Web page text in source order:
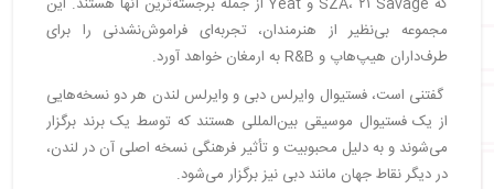
مجموعه بی‌نظیر از هنرمندان، تجربه‌ای فراموش‌نشدنی را برای
طرف‌داران هیپ‌هاپ و R&B به ارمغان خواهد آورد.
گفتنی است، فستیوال وایرلس دبی و وایرلس لندن هر دو نسخه‌هایی
از یک فستیوال موسیقی بین‌المللی هستند که توسط یک برند برگزار
می‌شوند و به دلیل محبوبیت و تأثیر فرهنگی نسخه اصلی آن در لندن،
در دیگر نقاط جهان مانند دبی نیز برگزار می‌شود.